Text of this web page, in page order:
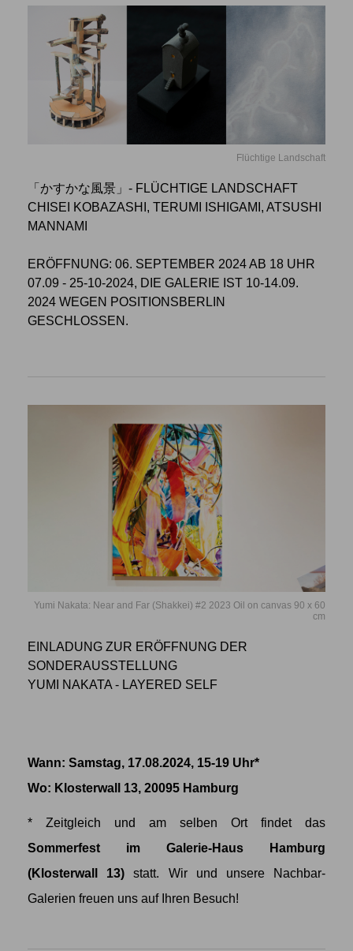
Flüchtige Landschaft
「かすかな風景」- FLÜCHTIGE LANDSCHAFT
CHISEI KOBAZASHI, TERUMI ISHIGAMI, ATSUSHI
MANNAMI
ERÖFFNUNG: 06. SEPTEMBER 2024 AB 18 UHR
07.09 - 25-10-2024, DIE GALERIE IST 10-14.09.
2024 WEGEN POSITIONSBERLIN
GESCHLOSSEN.
Yumi Nakata: Near and Far (Shakkei) #2 2023 Oil on canvas 90 x 60
cm
EINLADUNG ZUR ERÖFFNUNG DER
SONDERAUSSTELLUNG
YUMI NAKATA - LAYERED SELF
Wann: Samstag, 17.08.2024, 15-19 Uhr*
Wo: Klosterwall 13, 20095 Hamburg
* Zeitgleich und am selben Ort findet das
Sommerfest im Galerie-Haus Hamburg
(Klosterwall 13) statt. Wir und unsere Nachbar-
Galerien freuen uns auf Ihren Besuch!